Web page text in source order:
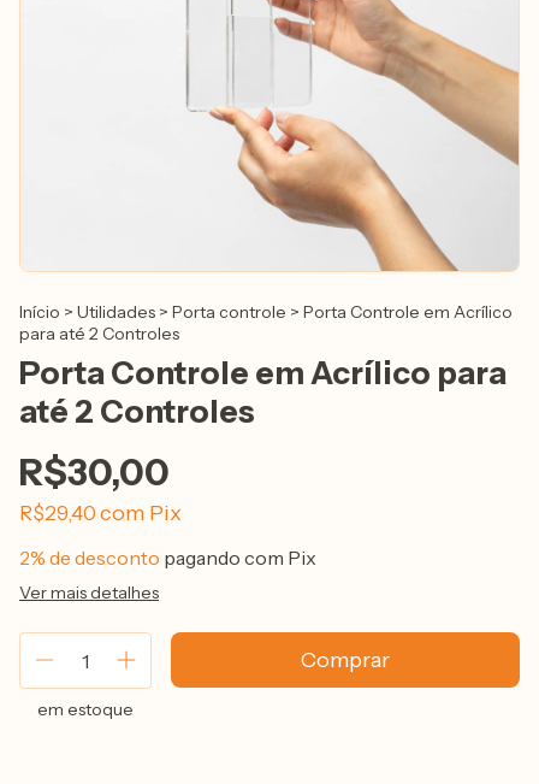
Início > Utilidades > Porta controle > Porta Controle em Acrílico
para até 2 Controles
Porta Controle em Acrílico para
até 2 Controles
R$30,00
R$29,40 com Pix
2% de desconto pagando com Pix
Ver mais detalhes
em estoque